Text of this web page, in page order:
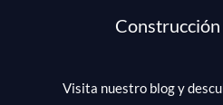
Visita nuestro blog y